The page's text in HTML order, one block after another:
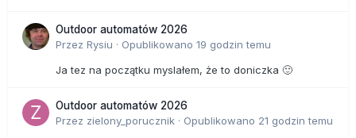
Outdoor automatów 2026
Przez Rysiu · Opublikowano 19 godzin temu
Ja tez na początku myslałem, że to doniczka 🙂
Outdoor automatów 2026
Przez zielony_porucznik · Opublikowano 21 godzin temu